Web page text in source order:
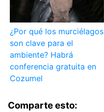
¿Por qué los murciélagos
son clave para el
ambiente? Habrá
conferencia gratuita en
Cozumel
Comparte esto: